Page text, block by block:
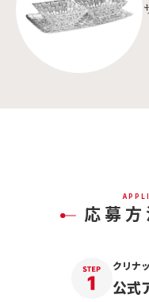
応募
クリナ
公式